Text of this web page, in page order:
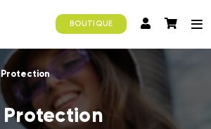
BOUTIQUE
Protection
Protection